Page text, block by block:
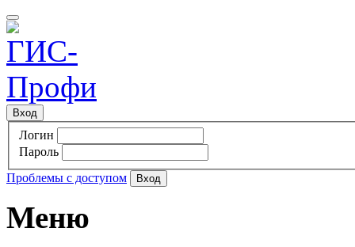
Вход
Логин
Пароль
Проблемы с доступом
Меню